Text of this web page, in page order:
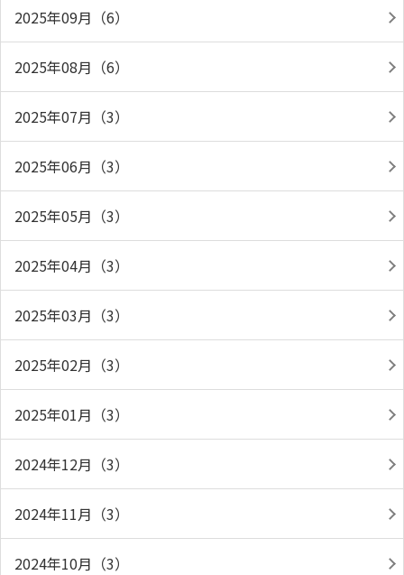
2025年09月（6）
2025年08月（6）
2025年07月（3）
2025年06月（3）
2025年05月（3）
2025年04月（3）
2025年03月（3）
2025年02月（3）
2025年01月（3）
2024年12月（3）
2024年11月（3）
2024年10月（3）